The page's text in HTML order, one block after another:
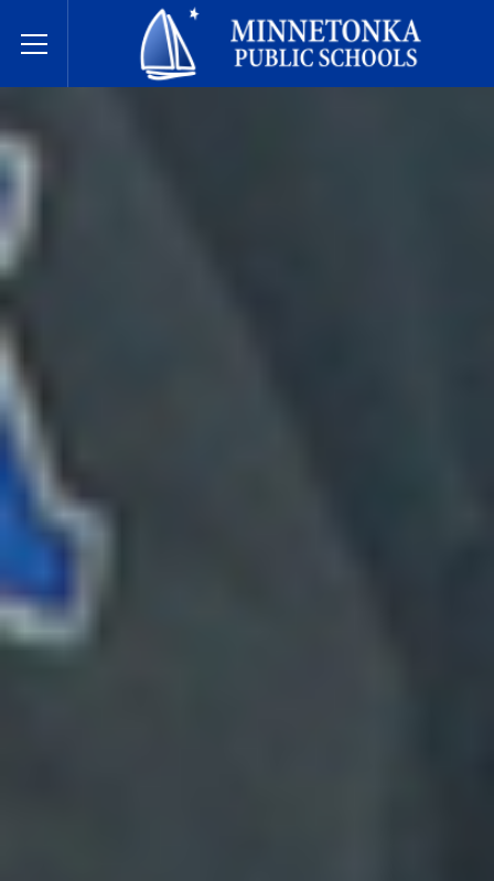
Toggle Menu
Государственные школы Миннетонки